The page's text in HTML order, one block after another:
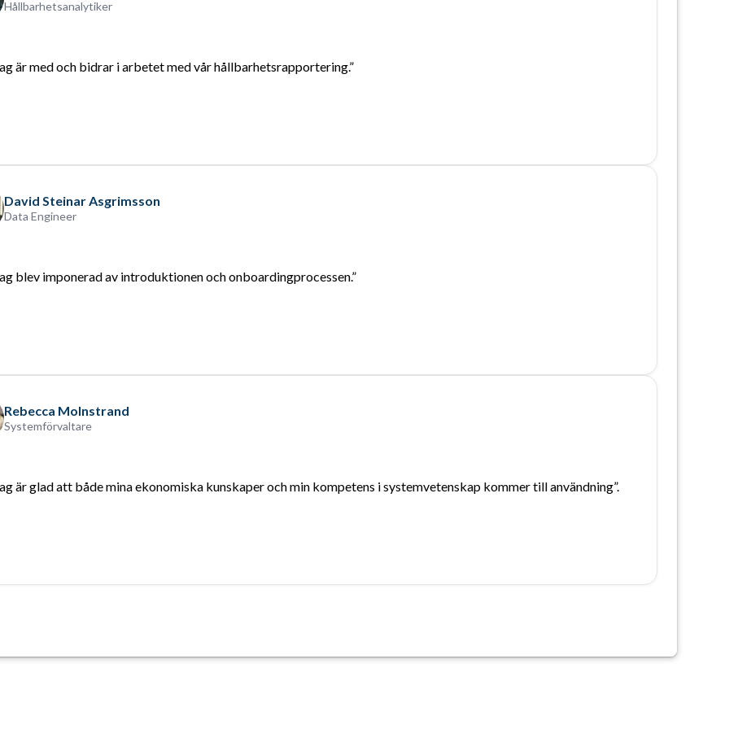
Hållbarhetsanalytiker
är med och bidrar i arbetet med vår hållbarhetsrapportering.”
David Steinar Asgrimsson
Data Engineer
blev imponerad av introduktionen och onboardingprocessen.”
Rebecca Molnstrand
Systemförvaltare
är glad att både mina ekonomiska kunskaper och min kompetens i systemvetenskap kommer till användning”.